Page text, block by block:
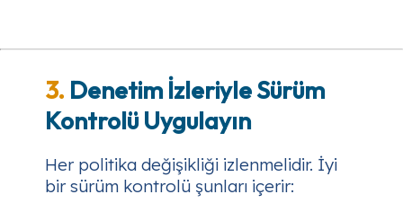
3. Denetim İzleriyle Sürüm
Kontrolü Uygulayın
Her politika değişikliği izlenmelidir. İyi
bir sürüm kontrolü şunları içerir: